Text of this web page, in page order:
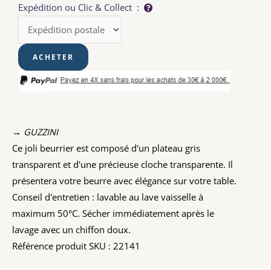
Expédition ou Clic & Collect :
→ GUZZINI
Ce joli beurrier est composé d'un plateau gris
transparent et d'une précieuse cloche transparente. Il
présentera votre beurre avec élégance sur votre table.
Conseil d'entretien : lavable au lave vaisselle à
maximum 50°C. Sécher immédiatement après le
lavage avec un chiffon doux.
Référence produit SKU : 22141